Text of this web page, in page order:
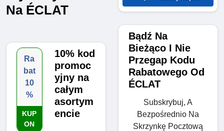
Na ÉCLAT
Ra
bat
10
%
KUP
ON
10% kod
promoc
yjny na
całym
asortym
encie
Bądź Na
Bieżąco I Nie
Przegap Kodu
Rabatowego Od
ÉCLAT
Subskrybuj, A
Bezpośrednio Na
Skrzynkę Pocztową